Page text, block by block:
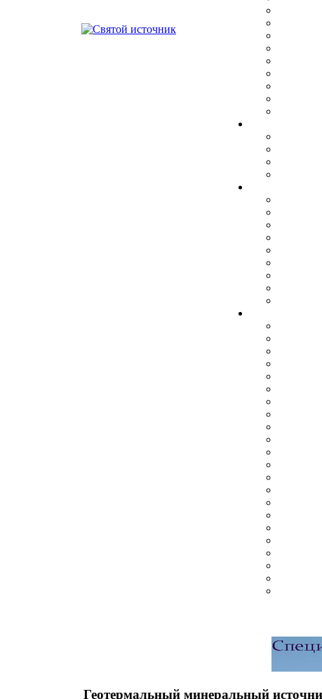
Геотермальный минеральный